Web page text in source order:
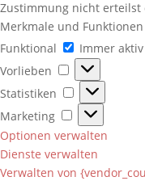
Zustimmung nicht erteilst
Merkmale und
Funktional
Funktional
Immer aktiv
Vorlieben
Vorlieben
Statistiken
Statistiken
Marketing
Marketing
Optionen verwalten
Dienste verwalten
Verwalten von